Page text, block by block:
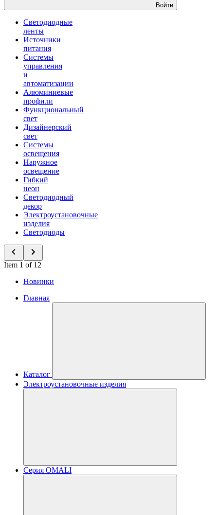
Войти
Светодиодные
ленты
Источники
питания
Системы
управления
и
автоматизации
Алюминиевые
профили
Функциональный
свет
Дизайнерский
свет
Системы
освещения
Наружное
освещение
Гибкий
неон
Светодиодный
декор
Электроустановочные
изделия
Светодиоды
Item 1 of 12
Новинки
Главная
Каталог
Электроустановочные изделия
Серия OMALI